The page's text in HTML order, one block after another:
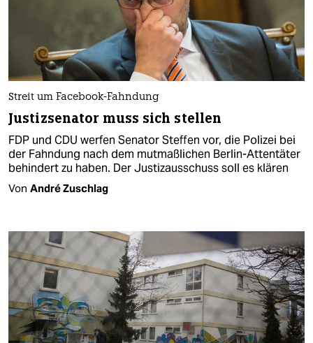
Streit um Facebook-Fahndung
Justizsenator muss sich stellen
FDP und CDU werfen Senator Steffen vor, die Polizei bei
der Fahndung nach dem mutmaßlichen Berlin-Attentäter
behindert zu haben. Der Justizausschuss soll es klären
Von André Zuschlag